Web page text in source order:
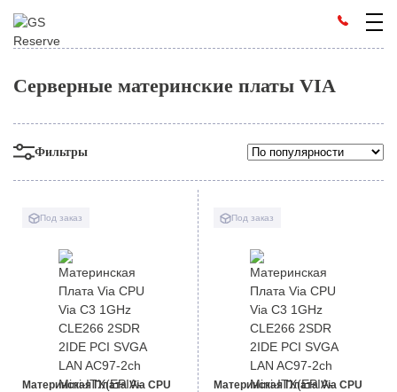
Серверные материнские платы VIA
Фильтры
Под заказ
Материнская Плата Via CPU
Под заказ
Материнская Плата Via CPU